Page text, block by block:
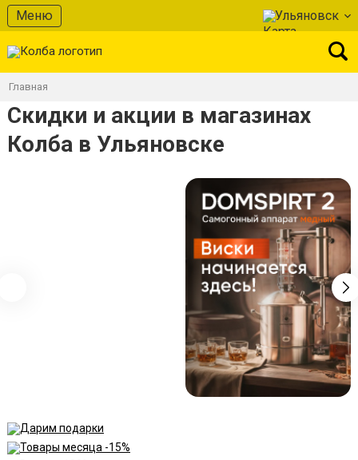
Меню Ульяновск
Главная
Скидки и акции в магазинах
Колба в Ульяновске